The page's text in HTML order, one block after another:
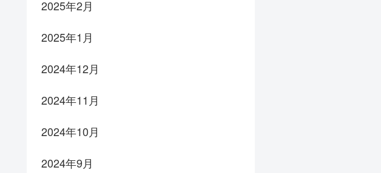
2025年2月
2025年1月
2024年12月
2024年11月
2024年10月
2024年9月